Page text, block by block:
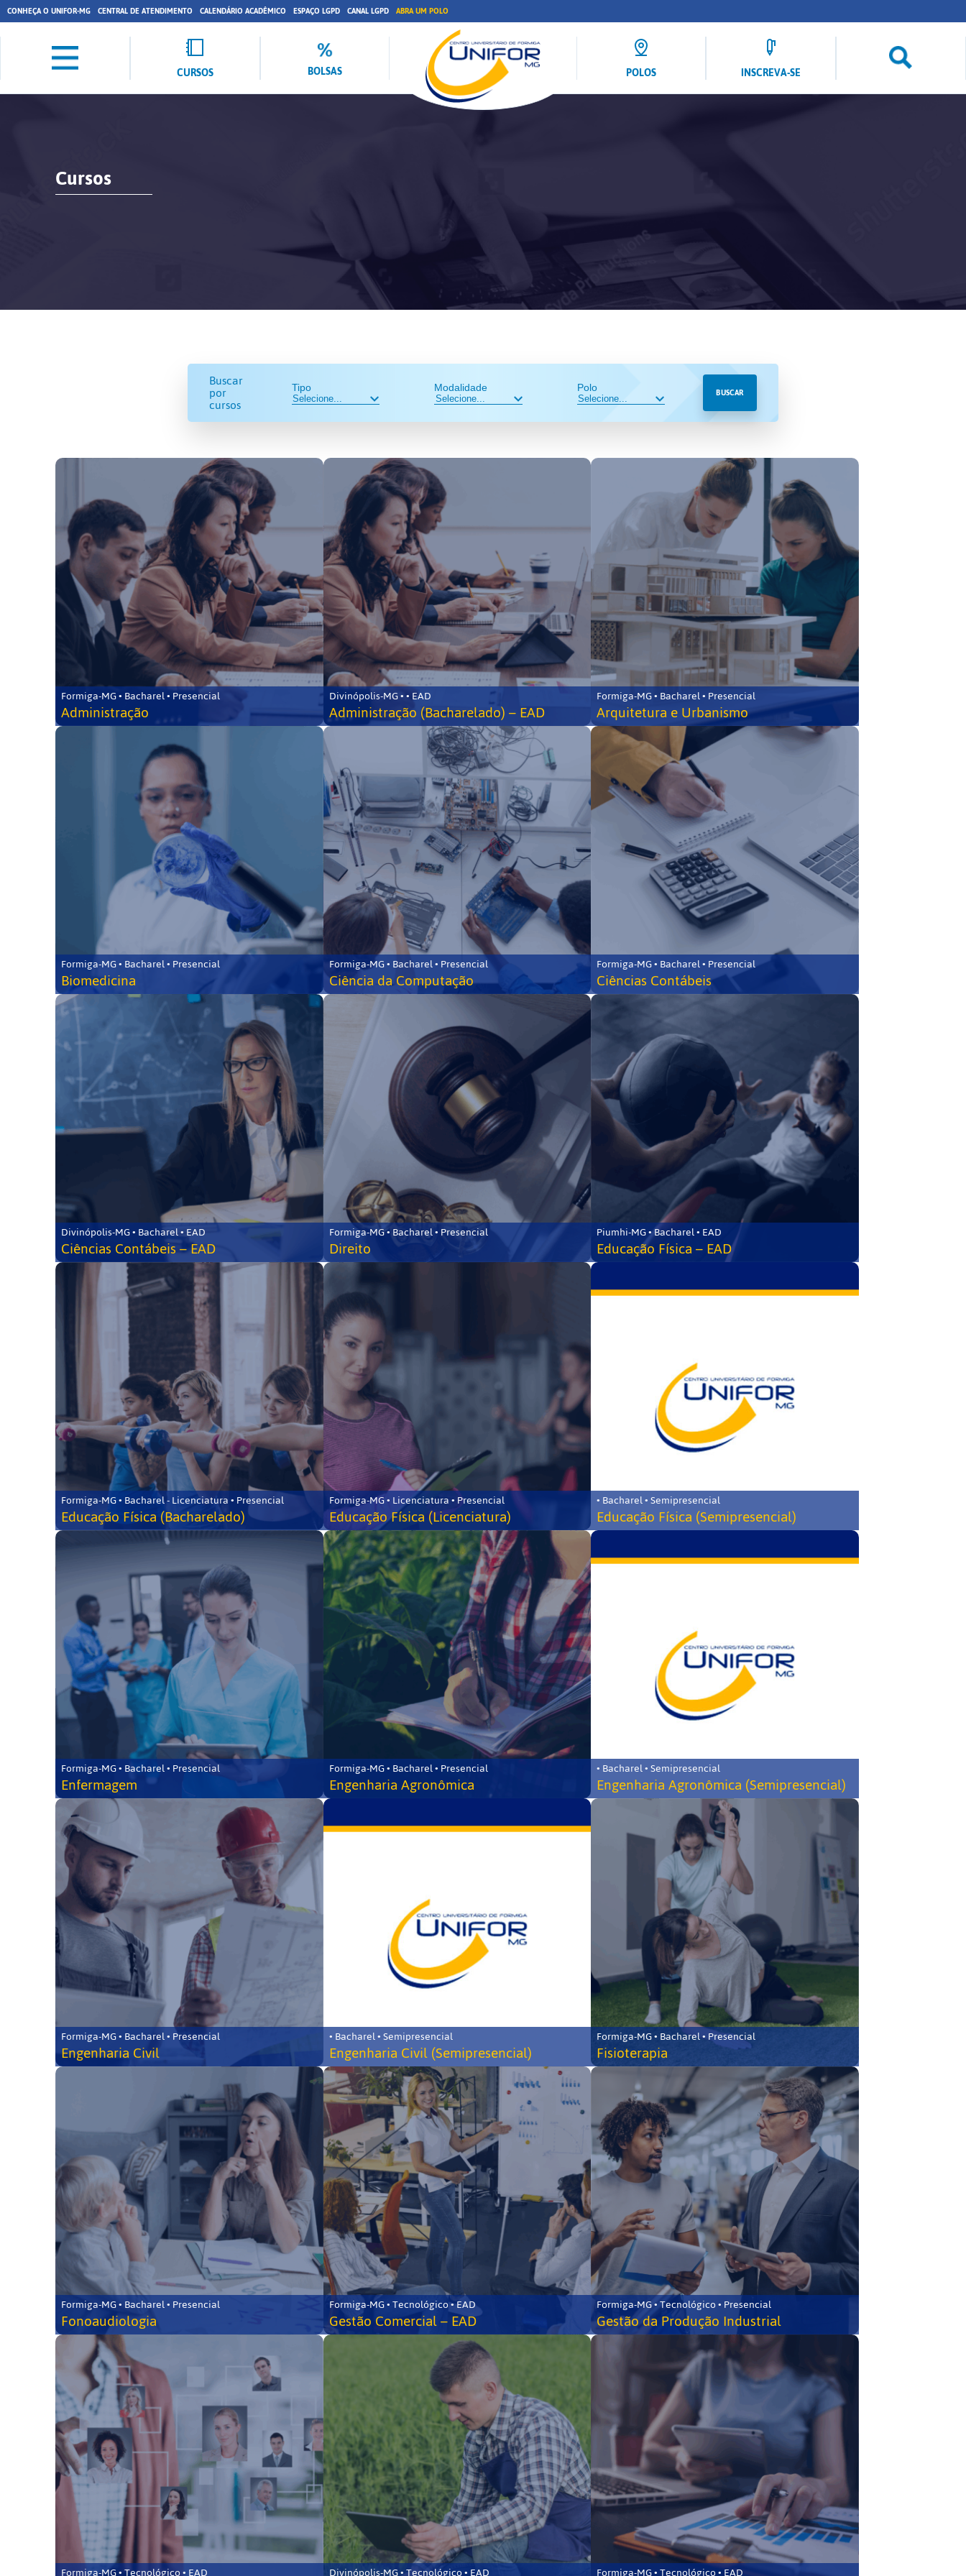
CONHEÇA O UNIFOR-MG CENTRAL DE ATENDIMENTO CALENDÁRIO ACADÊMICO ESPAÇO LGPD CANAL LGPD ABRA UM POLO
CURSOS BOLSAS POLOS INSCREVA-SE
Cursos
Buscar
por
cursos
Tipo Modalidade Polo BUSCAR
Formiga-MG • Bacharel • Presencial
Administração
Divinópolis-MG • • EAD
Administração (Bacharelado) – EAD
Formiga-MG • Bacharel • Presencial
Arquitetura e Urbanismo
Formiga-MG • Bacharel • Presencial
Biomedicina
Formiga-MG • Bacharel • Presencial
Ciência da Computação
Formiga-MG • Bacharel • Presencial
Ciências Contábeis
Divinópolis-MG • Bacharel • EAD
Ciências Contábeis – EAD
Formiga-MG • Bacharel • Presencial
Direito
Piumhi-MG • Bacharel • EAD
Educação Física – EAD
Formiga-MG • Bacharel - Licenciatura • Presencial
Educação Física (Bacharelado)
Formiga-MG • Licenciatura • Presencial
Educação Física (Licenciatura)
• Bacharel • Semipresencial
Educação Física (Semipresencial)
Formiga-MG • Bacharel • Presencial
Enfermagem
Formiga-MG • Bacharel • Presencial
Engenharia Agronômica
• Bacharel • Semipresencial
Engenharia Agronômica (Semipresencial)
Formiga-MG • Bacharel • Presencial
Engenharia Civil
• Bacharel • Semipresencial
Engenharia Civil (Semipresencial)
Formiga-MG • Bacharel • Presencial
Fisioterapia
Formiga-MG • Bacharel • Presencial
Fonoaudiologia
Formiga-MG • Tecnológico • EAD
Gestão Comercial – EAD
Formiga-MG • Tecnológico • Presencial
Gestão da Produção Industrial